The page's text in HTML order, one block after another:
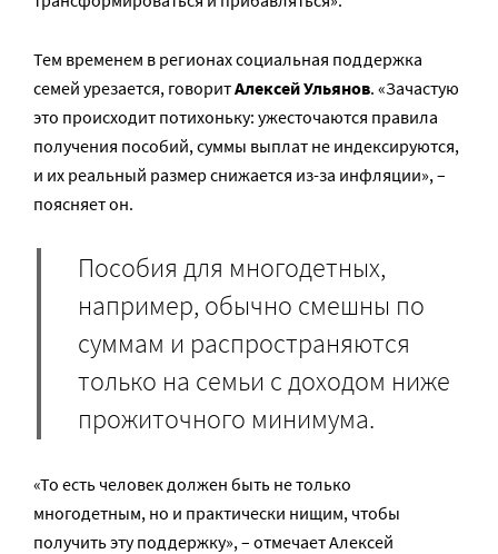
Тем временем в регионах социальная поддержка
семей урезается, говоритАлексей Ульянов. «Зачастую
это происходит потихоньку: ужесточаются правила
получения пособий, суммы выплат не индексируются,
и их реальный размер снижается из-за инфляции», –
поясняет он.
Пособия для многодетных,
например, обычно смешны по
суммам и распространяются
только на семьи с доходом ниже
прожиточного минимума.
«То есть человек должен быть не только
многодетным, но и практически нищим, чтобы
получить эту поддержку», – отмечает Алексей